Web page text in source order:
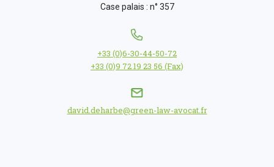
Case palais : n° 357
+33 (0)6-30-44-50-72
+33 (0)9 72 19 23 56 (Fax)
david.deharbe@green-law-avocat.fr